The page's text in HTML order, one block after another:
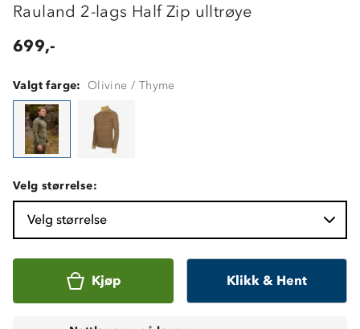
Rauland 2-lags Half Zip ulltrøye
699,-
Valgt farge: Olivine / Thyme
Velg størrelse:
Velg størrelse
Kjøp Klikk & Hent